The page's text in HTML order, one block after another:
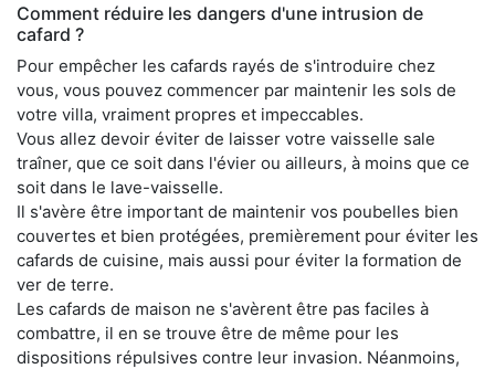
Comment réduire les dangers d'une intrusion de
cafard ?
Pour empêcher les cafards rayés de s'introduire chez
vous, vous pouvez commencer par maintenir les sols de
votre villa, vraiment propres et impeccables.
Vous allez devoir éviter de laisser votre vaisselle sale
traîner, que ce soit dans l'évier ou ailleurs, à moins que ce
soit dans le lave-vaisselle.
Il s'avère être important de maintenir vos poubelles bien
couvertes et bien protégées, premièrement pour éviter les
cafards de cuisine, mais aussi pour éviter la formation de
ver de terre.
Les cafards de maison ne s'avèrent être pas faciles à
combattre, il en se trouve être de même pour les
dispositions répulsives contre leur invasion. Néanmoins,